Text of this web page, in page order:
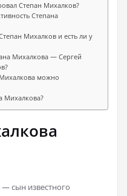
Степан Михалков?
Степана
Михалков и есть ли у
Михалкова — Сергей
можно
Михалкова?
сын известного